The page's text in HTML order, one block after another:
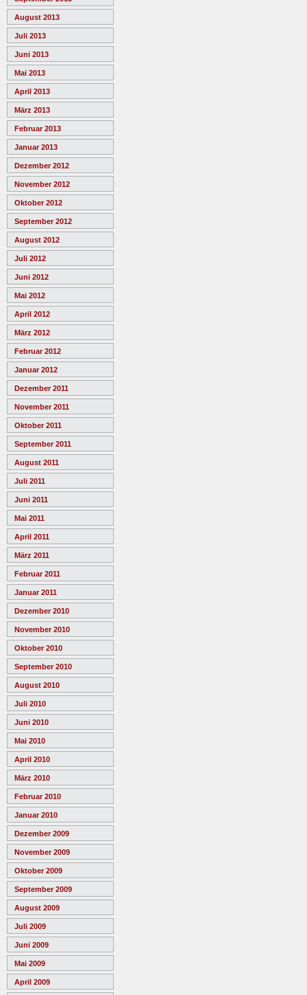
August 2013
Juli 2013
Juni 2013
Mai 2013
April 2013
März 2013
Februar 2013
Januar 2013
Dezember 2012
November 2012
Oktober 2012
September 2012
August 2012
Juli 2012
Juni 2012
Mai 2012
April 2012
März 2012
Februar 2012
Januar 2012
Dezember 2011
November 2011
Oktober 2011
September 2011
August 2011
Juli 2011
Juni 2011
Mai 2011
April 2011
März 2011
Februar 2011
Januar 2011
Dezember 2010
November 2010
Oktober 2010
September 2010
August 2010
Juli 2010
Juni 2010
Mai 2010
April 2010
März 2010
Februar 2010
Januar 2010
Dezember 2009
November 2009
Oktober 2009
September 2009
August 2009
Juli 2009
Juni 2009
Mai 2009
April 2009